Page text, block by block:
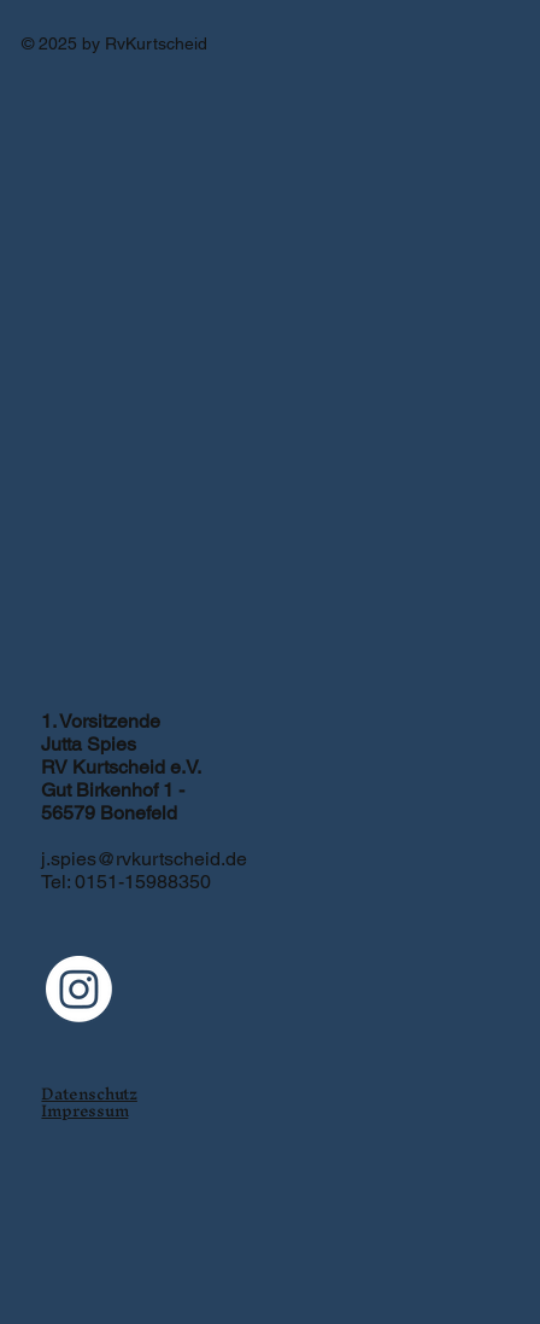
© 2025 by RvKurtscheid
1. Vorsitzende
Jutta Spies
RV Kurtscheid e.V.
Gut Birkenhof 1 -
56579 Bonefeld
j.spies@rvkurtscheid.de
Tel: 0151-15988350
Datenschutz
Impressum